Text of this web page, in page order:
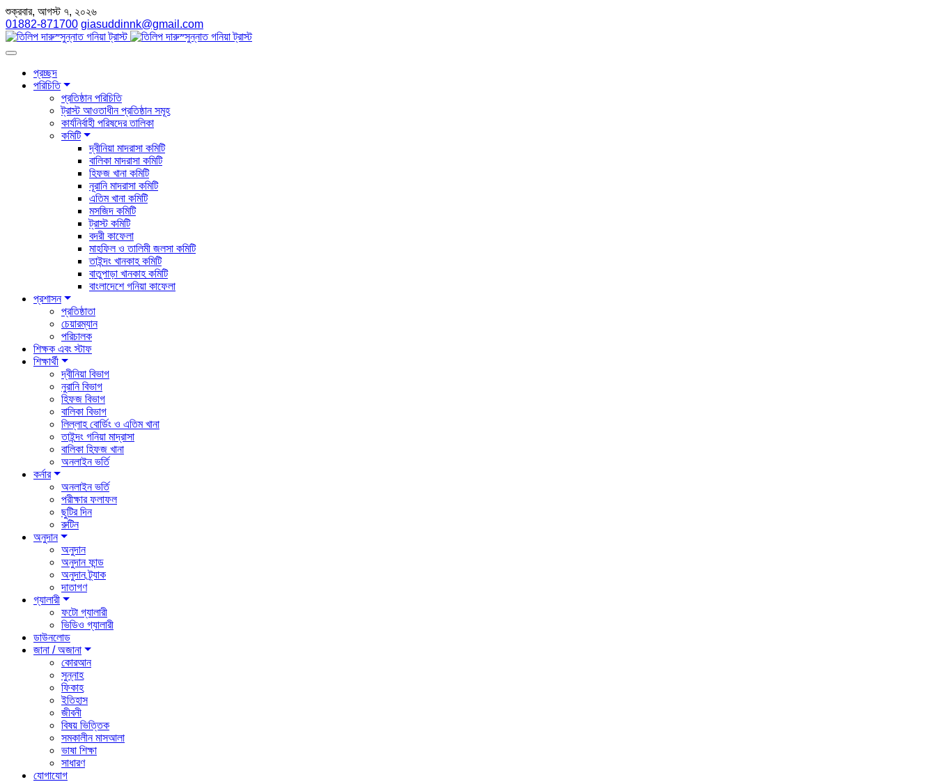
শুক্রবার, আগস্ট ৭, ২০২৬
01882-871700 giasuddinnk@gmail.com
প্রচ্ছদ
পরিচিতি
প্রতিষ্ঠান পরিচিতি
ট্রাস্ট আওতাধীন প্রতিষ্ঠান সমূহ
কার্যনির্বাহী পরিষদের তালিকা
কমিটি
দ্বীনিয়া মাদরাসা কমিটি
বালিকা মাদরাসা কমিটি
হিফজ খানা কমিটি
নূরানি মাদরাসা কমিটি
এতিম খানা কমিটি
মসজিদ কমিটি
ট্রাস্ট কমিটি
বদরী কাফেলা
মাহফিল ও তালিমী জলসা কমিটি
তাইন্দং খানকাহ কমিটি
বাতুপাড়া খানকাহ কমিটি
বাংলাদেশে গনিয়া কাফেলা
প্রশাসন
প্রতিষ্ঠাতা
চেয়ারম্যান
পরিচালক
শিক্ষক এবং স্টাফ
শিক্ষার্থী
দ্বীনিয়া বিভাগ
নুরানি বিভাগ
হিফজ বিভাগ
বালিকা বিভাগ
লিল্লাহ বোর্ডিং ও এতিম খানা
তাইন্দং গনিয়া মাদ্রাসা
বালিকা হিফজ খানা
অনলাইন ভর্তি
কর্নার
অনলাইন ভর্তি
পরীক্ষার ফলাফল
ছুটির দিন
রুটিন
অনুদান
অনুদান
অনুদান ফান্ড
অনুদান ট্র্যাক
দাতাগণ
গ্যালারী
ফটো গ্যালারী
ভিডিও গ্যালারী
ডাউনলোড
জানা / অজানা
কোরআন
সুন্নাহ
ফিকাহ
ইতিহাস
জীবনী
বিষয় ভিত্তিক
সমকালীন মাসআলা
ভাষা শিক্ষা
সাধারণ
যোগাযোগ